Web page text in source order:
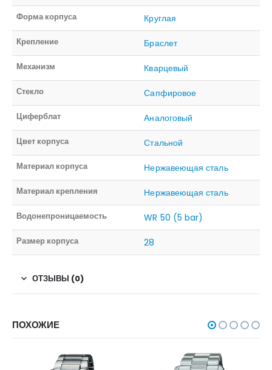
Форма корпуса Круглая
Крепление Браслет
Механизм Кварцевый
Стекло Сапфировое
Циферблат Аналоговый
Цвет корпуса Стальной
Материал корпуса Нержавеющая сталь
Материал крепления Нержавеющая сталь
Водонепроницаемость WR 50 (5 bar)
Размер корпуса 28
ОТЗЫВЫ (0)
ПОХОЖИЕ